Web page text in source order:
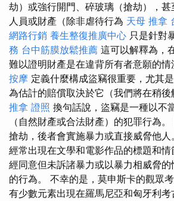
劫）或強行開門、碎玻璃（搶劫），
人員或財產（除非虐待行為 天母 推拿
網路行銷 養生整復推廣中心 只是針對
務 台中筋膜放鬆推薦 這可以解釋為，
難以證明財產是在違背所有者意願的情
按摩 定義什麼構成盜竊很重要，尤其
為估計的賠償取決於它（我們將在稍後
推拿 證照 換句話說，盜竊是一種以不
（自然財產或合法財產）的犯罪行為
搶劫，後者會實施暴力或直接威脅他
經常出現在文學和電影作品的標題和
經同意但未訴諸暴力或以暴力相威脅
的行為。 不幸的是，莫申斯卡的觀眾
有少數元素出現在羅馬尼亞和匈牙利考